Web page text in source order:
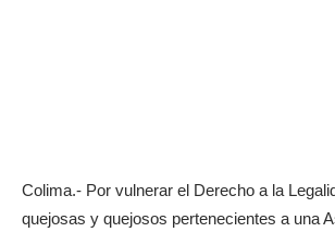
Colima.- Por vulnerar el Derecho a la
quejosas y quejosos pertenecientes a una